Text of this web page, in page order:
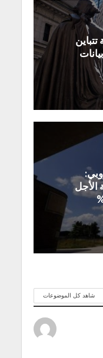
تتباين
الأجل
شاهد كل الموضوعات